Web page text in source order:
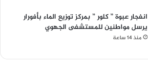
انفجار عبوة ” كلور ” بمركز توزيع الماء بأفورار
يرسل مواطنين للمستشفى الجهوي
منذ 14 ساعة